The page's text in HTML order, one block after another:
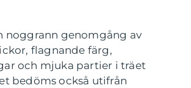
noggrann genomgång av
flagnande färg,
och mjuka partier i träet
bedöms också utifrån